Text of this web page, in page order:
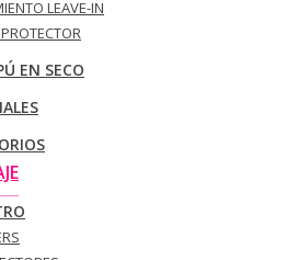
LEAVE-IN
EN SECO